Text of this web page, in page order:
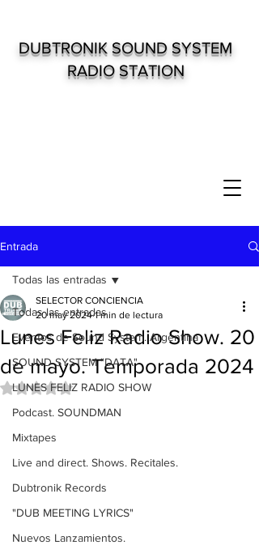
DUBTRONIK SOUND SYSTEM
RADIO STATION
Entrada
Todas las entradas
Eventos de Sound System. Argentina
SOUND SYSTEM "DATA"
LUNES FELIZ RADIO SHOW
Podcast. SOUNDMAN
Mixtapes
Live and direct. Shows. Recitales.
Dubtronik Records
"DUB MEETING LYRICS"
Nuevos Lanzamientos.
Todas las entradas
Lunes Feliz Radio Show. 20
de mayo. Temporada 2024
SELECTOR CONCIENCIA
20 may 2024 1 min de lectura
Obtuvo NaN de 5 estrellas.